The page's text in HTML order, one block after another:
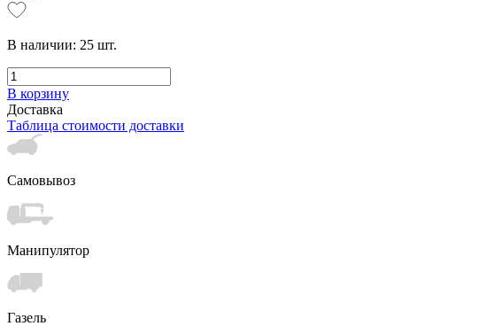
В наличии: 25 шт.
В корзину
Доставка
Таблица стоимости доставки
Самовывоз
Манипулятор
Газель